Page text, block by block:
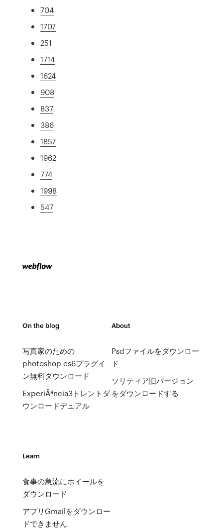
704
1707
251
1714
1624
908
837
386
1857
1962
774
1998
547
On the blog
写真家のための
photoshop cs6プラグイ
ン無料ダウンロード
ExperiÃªncia3トレントダ
ウンロードデュアル
About
Psdファイルをダウンロー
ド
ソリティア旧バージョン
をダウンロードする
Learn
食事の急流にホイールを
ダウンロード
アプリGmailをダウンロー
ドできません